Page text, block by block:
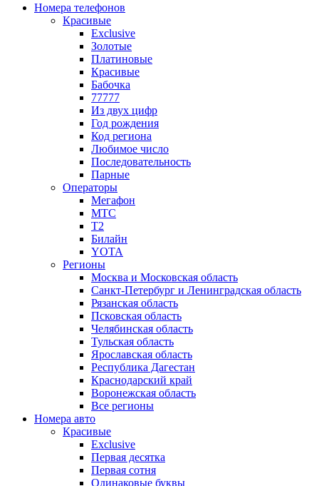
Номера телефонов
Красивые
Exclusive
Золотые
Платиновые
Красивые
Бабочка
77777
Из двух цифр
Год рождения
Код региона
Любимое число
Последовательность
Парные
Операторы
Мегафон
МТС
Т2
Билайн
YOTA
Регионы
Москва и Московская область
Санкт-Петербург и Ленинградская область
Рязанская область
Псковская область
Челябинская область
Тульская область
Ярославская область
Республика Дагестан
Краснодарский край
Воронежская область
Все регионы
Номера авто
Красивые
Exclusive
Первая десятка
Первая сотня
Одинаковые буквы